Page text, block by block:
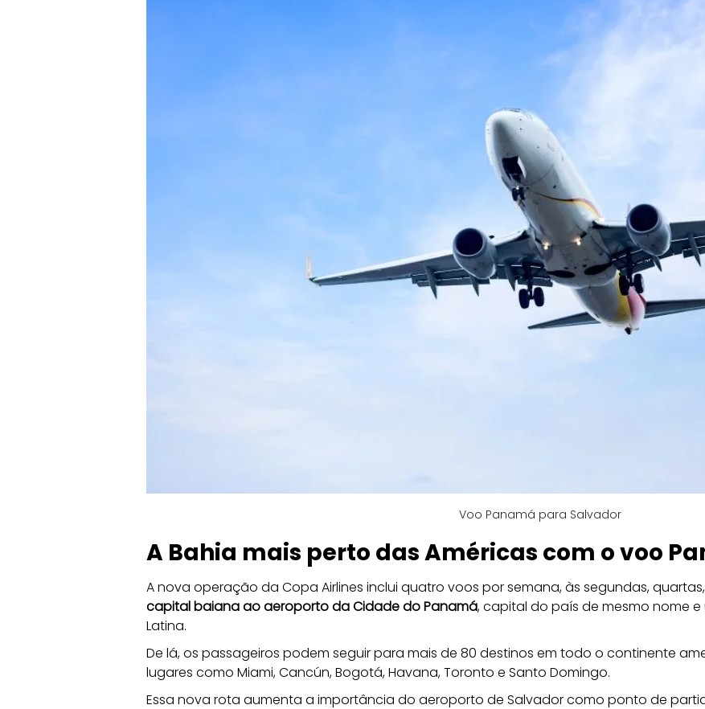
Voo Panamá para Salvador
A Bahia mais perto das Américas com o voo
A nova operação da Copa Airlines inclui quatro voos por semana, às segundas,
capital baiana ao aeroporto da Cidade do Panamá, capital do país de mesmo nome
Latina.
De lá, os passageiros podem seguir para mais de 80 destinos em todo o continente
lugares como Miami, Cancún, Bogotá, Havana, Toronto e Santo Domingo.
Essa nova rota aumenta a importância do aeroporto de Salvador como ponto de